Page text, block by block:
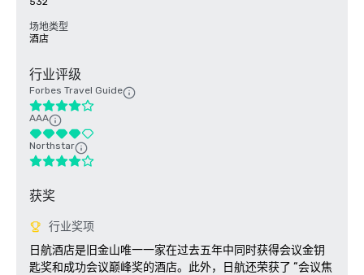
场地类型
酒店
行业评级
Forbes Travel Guide
AAA
Northstar
获奖
行业奖项
日航酒店是旧金山唯一一家在过去五年中同时获得会议金钥
匙奖和成功会议巅峰奖的酒店。此外，日航还荣获了 “会议焦